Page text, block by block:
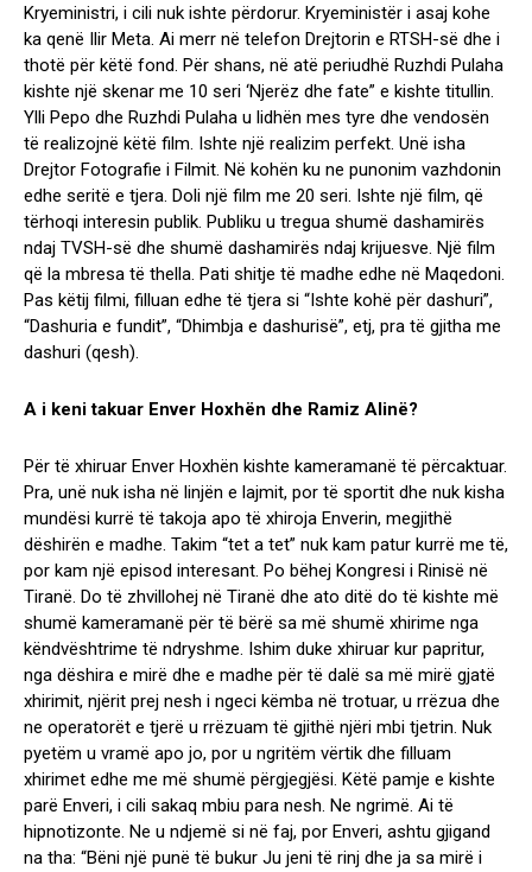
Kryeministri, i cili nuk ishte përdorur. Kryeministër i asaj kohe
ka qenë Ilir Meta. Ai merr në telefon Drejtorin e RTSH-së dhe i
thotë për këtë fond. Për shans, në atë periudhë Ruzhdi Pulaha
kishte një skenar me 10 seri ‘Njerëz dhe fate” e kishte titullin.
Ylli Pepo dhe Ruzhdi Pulaha u lidhën mes tyre dhe vendosën
të realizojnë këtë film. Ishte një realizim perfekt. Unë isha
Drejtor Fotografie i Filmit. Në kohën ku ne punonim vazhdonin
edhe seritë e tjera. Doli një film me 20 seri. Ishte një film, që
tërhoqi interesin publik. Publiku u tregua shumë dashamirës
ndaj TVSH-së dhe shumë dashamirës ndaj krijuesve. Një film
që la mbresa të thella. Pati shitje të madhe edhe në Maqedoni.
Pas këtij filmi, filluan edhe të tjera si “Ishte kohë për dashuri”,
“Dashuria e fundit”, “Dhimbja e dashurisë”, etj, pra të gjitha me
dashuri (qesh).
A i keni takuar Enver Hoxhën dhe Ramiz Alinë?
Për të xhiruar Enver Hoxhën kishte kameramanë të përcaktuar.
Pra, unë nuk isha në linjën e lajmit, por të sportit dhe nuk kisha
mundësi kurrë të takoja apo të xhiroja Enverin, megjithë
dëshirën e madhe. Takim “tet a tet” nuk kam patur kurrë me të,
por kam një episod interesant. Po bëhej Kongresi i Rinisë në
Tiranë. Do të zhvillohej në Tiranë dhe ato ditë do të kishte më
shumë kameramanë për të bërë sa më shumë xhirime nga
këndvështrime të ndryshme. Ishim duke xhiruar kur papritur,
nga dëshira e mirë dhe e madhe për të dalë sa më mirë gjatë
xhirimit, njërit prej nesh i ngeci këmba në trotuar, u rrëzua dhe
ne operatorët e tjerë u rrëzuam të gjithë njëri mbi tjetrin. Nuk
pyetëm u vramë apo jo, por u ngritëm vërtik dhe filluam
xhirimet edhe me më shumë përgjegjësi. Këtë pamje e kishte
parë Enveri, i cili sakaq mbiu para nesh. Ne ngrimë. Ai të
hipnotizonte. Ne u ndjemë si në faj, por Enveri, ashtu gjigand
na tha: “Bëni një punë të bukur Ju jeni të rinj dhe ja sa mirë i